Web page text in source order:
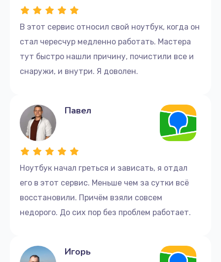
Ремонт блока питания
390 руб.
Заказать
Поиск и удаление вирусов
Заказать
Замена крышки ноутбука
1750 руб.
Ремонт дисковода
В этот сервис относил свой ноутбук, когда он
стал чересчур медленно работать. Мастера
тут быстро нашли причину, почистили все и
снаружи, и внутри. Я доволен.
Ноутбук начал греться и зависать, я отдал
его в этот сервис. Меньше чем за сутки всё
восстановили. Причём взяли совсем
недорого. До сих пор без проблем работает.
Павел
Игорь